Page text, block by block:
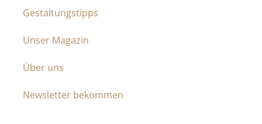
Gestaltungstipps
Unser Magazin
Über uns
Newsletter bekommen